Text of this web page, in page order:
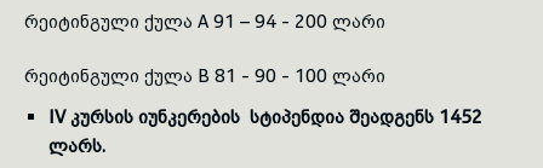
რეიტინგული ქულა A 91 – 94 - 200 ლარი
რეიტინგული ქულა B 81 - 90 - 100 ლარი
IV კურსის იუნკერების სტიპენდია შეადგენს 1452
ლარს.